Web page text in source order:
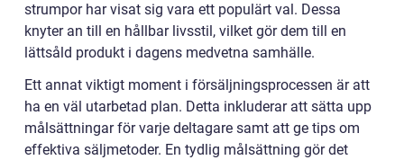
strumpor har visat sig vara ett populärt val. Dessa
knyter an till en hållbar livsstil, vilket gör dem till en
lättsåld produkt i dagens medvetna samhälle.
Ett annat viktigt moment i försäljningsprocessen är att
ha en väl utarbetad plan. Detta inkluderar att sätta upp
målsättningar för varje deltagare samt att ge tips om
effektiva säljmetoder. En tydlig målsättning gör det